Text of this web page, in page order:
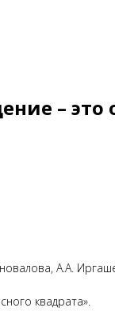
– это
А.А.
квадрата».